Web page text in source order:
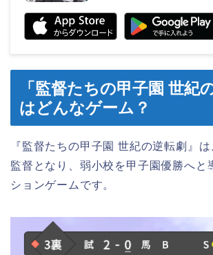
「監督たちの甲子園 世紀
はどんなゲーム？
『監督たちの甲子園 世紀の逆転劇』
監督となり、弱小校を甲子園優勝へと
ションゲームです。